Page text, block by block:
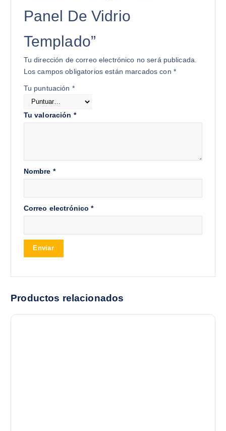
Panel De Vidrio
Templado”
Tu dirección de correo electrónico no será publicada.
Los campos obligatorios están marcados con *
Tu puntuación *
Tu valoración *
Nombre *
Correo electrónico*
Productos relacionados